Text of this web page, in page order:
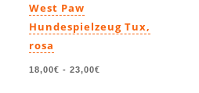
West Paw
Hundespielzeug Tux,
rosa
18,00€ - 23,00€